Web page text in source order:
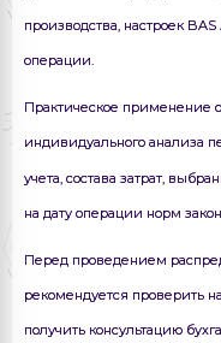
производства, настроек
операции.
Практическое применение
индивидуального анализа
учета, состава затрат,
на дату операции норм
Перед проведением
рекомендуется проверить
получить консультацию